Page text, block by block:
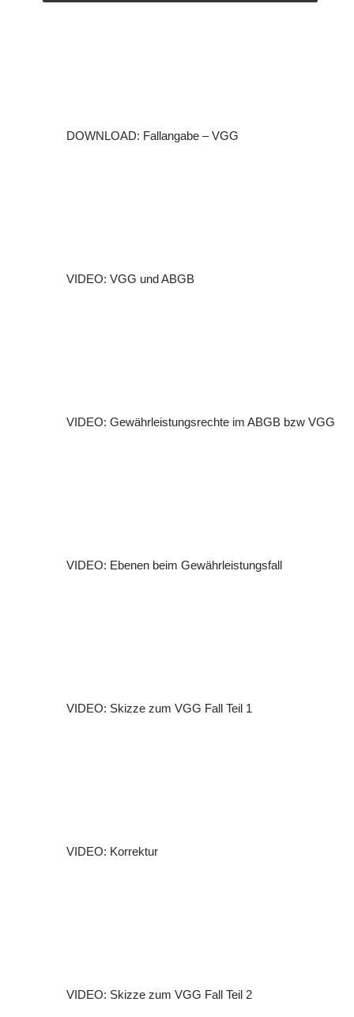
DOWNLOAD: Fallangabe – VGG
VIDEO: VGG und ABGB
VIDEO: Gewährleistungsrechte im ABGB bzw VGG
VIDEO: Ebenen beim Gewährleistungsfall
VIDEO: Skizze zum VGG Fall Teil 1
VIDEO: Korrektur
VIDEO: Skizze zum VGG Fall Teil 2